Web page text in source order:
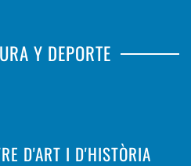
Y DEPORTE
D'ART I D'HISTÒRIA